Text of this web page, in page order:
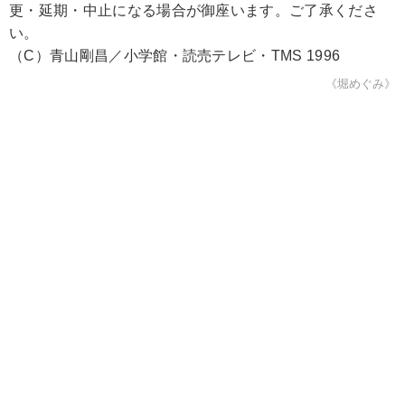
更・延期・中止になる場合が御座います。ご了承くださ
い。
（C）青山剛昌／小学館・読売テレビ・TMS 1996
《堀めぐみ》